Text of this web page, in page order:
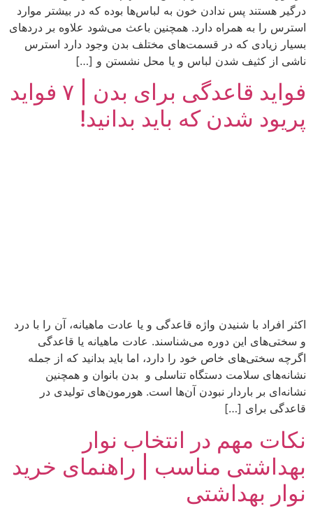
درگیر هستند پس ندادن خون به لباس‌ها بوده که در بیشتر موارد
استرس را به همراه دارد. همچنین باعث می‌شود علاوه ‌بر دردهای
بسیار زیادی که در قسمت‌های مختلف بدن وجود دارد استرس
ناشی از کثیف شدن لباس و یا محل نشستن و […]
فواید قاعدگی برای بدن | ۷ فواید
پریود شدن که باید بدانید!
اکثر افراد با شنیدن واژه قاعدگی و یا عادت ماهیانه، آن را با درد
و سختی‌های این دوره می‌شناسند. عادت ماهیانه یا قاعدگی
اگرچه سختی‌های خاص خود را دارد، اما باید بدانید که از جمله
نشانه‌های سلامت دستگاه تناسلی و بدن بانوان و همچنین
نشانه‌ای بر باردار نبودن آن‌ها است‌. هورمون‌های تولیدی در
قاعدگی برای […]
نکات مهم در انتخاب نوار
بهداشتی مناسب | راهنمای خرید
نوار بهداشتی